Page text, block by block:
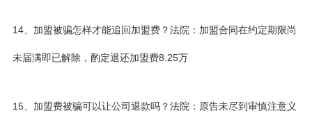
14、加盟被骗怎样才能追回加盟费？法院：加盟合同在约定期限尚
未届满即已解除，酌定退还加盟费8.25万
15、加盟费被骗可以让公司退款吗？法院：原告未尽到审慎注意义